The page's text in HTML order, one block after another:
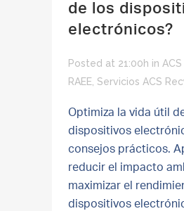
de los
electrónicos?
Posted at 21:00h in
RAEE Servicios ACS
Optimiza la vida útil
dispositivos
consejos prácticos.
reducir el impacto
maximizar el
dispositivos